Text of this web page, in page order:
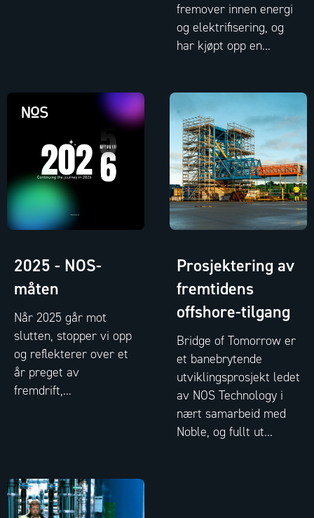
fremover innen energi
og elektrifisering, og
har kjøpt opp en...
2025 - NOS-
måten
Når 2025 går mot
slutten, stopper vi opp
og reflekterer over et
år preget av
fremdrift,...
Prosjektering av
fremtidens
offshore-tilgang
Bridge of Tomorrow er
et banebrytende
utviklingsprosjekt ledet
av NOS Technology i
nært samarbeid med
Noble, og fullt ut...